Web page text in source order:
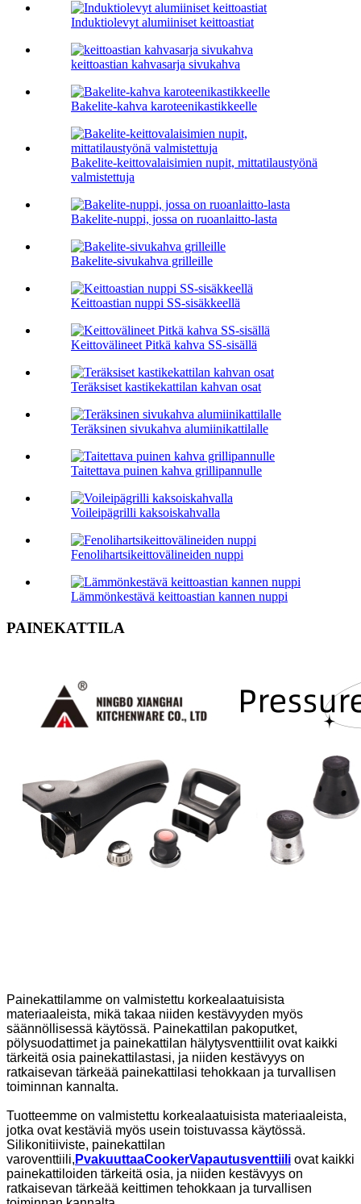
Induktiolevyt alumiiniset keittoastiat
keittoastian kahvasarja sivukahva
Bakelite-kahva karoteenikastikkeelle
Bakelite-keittovalaisimien nupit, mittatilaustyönä
valmistettuja
Bakelite-nuppi, jossa on ruoanlaitto-lasta
Bakelite-sivukahva grilleille
Keittoastian nuppi SS-sisäkkeellä
Keittovälineet Pitkä kahva SS-sisällä
Teräksiset kastikekattilan kahvan osat
Teräksinen sivukahva alumiinikattilalle
Taitettava puinen kahva grillipannulle
Voileipägrilli kaksoiskahvalla
Fenolihartsikeittovälineiden nuppi
Lämmönkestävä keittoastian kannen nuppi
PAINEKATTILA
Painekattilamme on valmistettu korkealaatuisista
materiaaleista, mikä takaa niiden kestävyyden myös
säännöllisessä käytössä. Painekattilan pakoputket,
pölysuodattimet ja painekattilan hälytysventtiilit ovat kaikki
tärkeitä osia painekattilastasi, ja niiden kestävyys on
ratkaisevan tärkeää painekattilasi tehokkaan ja turvallisen
toiminnan kannalta.
Tuotteemme on valmistettu korkealaatuisista materiaaleista,
jotka ovat kestäviä myös usein toistuvassa käytössä.
Silikonitiiviste, painekattilan
varoventtiili, PvakuuttaaCookerVapautusventtiili ovat kaikki
painekattiloiden tärkeitä osia, ja niiden kestävyys on
ratkaisevan tärkeää keittimen tehokkaan ja turvallisen